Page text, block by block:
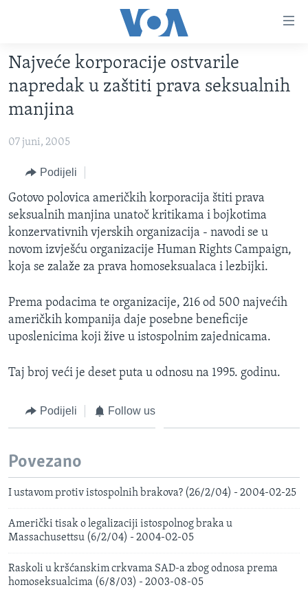
glavni
sadržaj
na
glavnu
navigaciju
pretragu
TV PROGRAM
VIDEO
FOTOGRAFIJE DANA
VIJESTI
SJEDINJENE AMERIČKE DRŽAVE
BOSNA I HERCEGOVINA
SVIJET
NAUKA I TEHNOLOGIJA
SPECIJALNI PROJEKTI
KORUPCIJA
SLOBODA MEDIJA
ŽENSKA STRANA
IZBJEGLIČKA STRANA
MAGAZIN
O GLASU AMERIKE
Learning English
PRATITE NAS
Najveće korporacije ostvarile
napredak u zaštiti prava seksualnih
manjina
07 juni, 2005
Podijeli
Gotovo polovica američkih korporacija štiti prava
seksualnih manjina unatoč kritikama i bojkotima
konzervativnih vjerskih organizacija - navodi se u
novom izvješću organizacije Human Rights Campaign,
koja se zalaže za prava homoseksualaca i lezbijki.
Prema podacima te organizacije, 216 od 500 najvećih
američkih kompanija daje posebne beneficije
uposlenicima koji žive u istospolnim zajednicama.
Taj broj veći je deset puta u odnosu na 1995. godinu.
Podijeli Follow us
Povezano
I ustavom protiv istospolnih brakova? (26/2/04) - 2004-02-25
Američki tisak o legalizaciji istospolnog braka u
Massachusettsu (6/2/04) - 2004-02-05
Raskoli u kršćanskim crkvama SAD-a zbog odnosa prema
homoseksualcima (6/8/03) - 2003-08-05